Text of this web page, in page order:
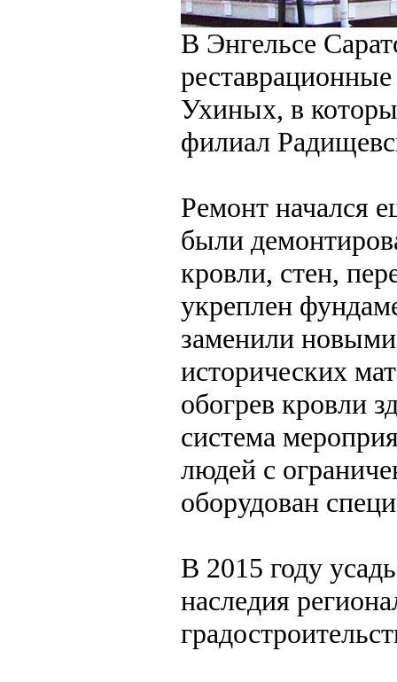
В Энгельсе
Ухиных, в
филиал
Ремонт начался
были
кровли, стен,
укреплен
заменили
исторических
обогрев кровли
система
людей с
оборудован
В 2015 году
наследия